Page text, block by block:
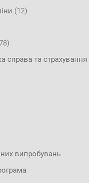
(12)
справа та страхування
випробувань